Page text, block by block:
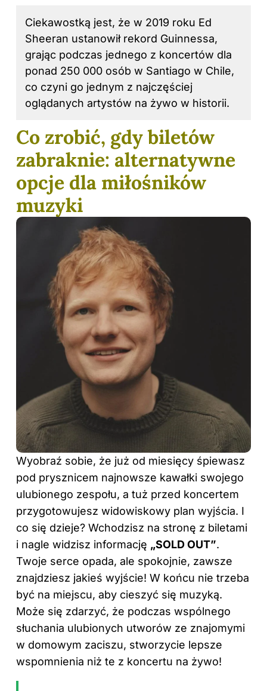
Ciekawostką jest, że w 2019 roku Ed
Sheeran ustanowił rekord Guinnessa,
grając podczas jednego z koncertów dla
ponad 250 000 osób w Santiago w Chile,
co czyni go jednym z najczęściej
oglądanych artystów na żywo w historii.
Co zrobić, gdy biletów
zabraknie: alternatywne
opcje dla miłośników
muzyki
Wyobraź sobie, że już od miesięcy śpiewasz
pod prysznicem najnowsze kawałki swojego
ulubionego zespołu, a tuż przed koncertem
przygotowujesz widowiskowy plan wyjścia. I
co się dzieje? Wchodzisz na stronę z biletami
i nagle widzisz informację „SOLD OUT”.
Twoje serce opada, ale spokojnie, zawsze
znajdziesz jakieś wyjście! W końcu nie trzeba
być na miejscu, aby cieszyć się muzyką.
Może się zdarzyć, że podczas wspólnego
słuchania ulubionych utworów ze znajomymi
w domowym zaciszu, stworzycie lepsze
wspomnienia niż te z koncertu na żywo!